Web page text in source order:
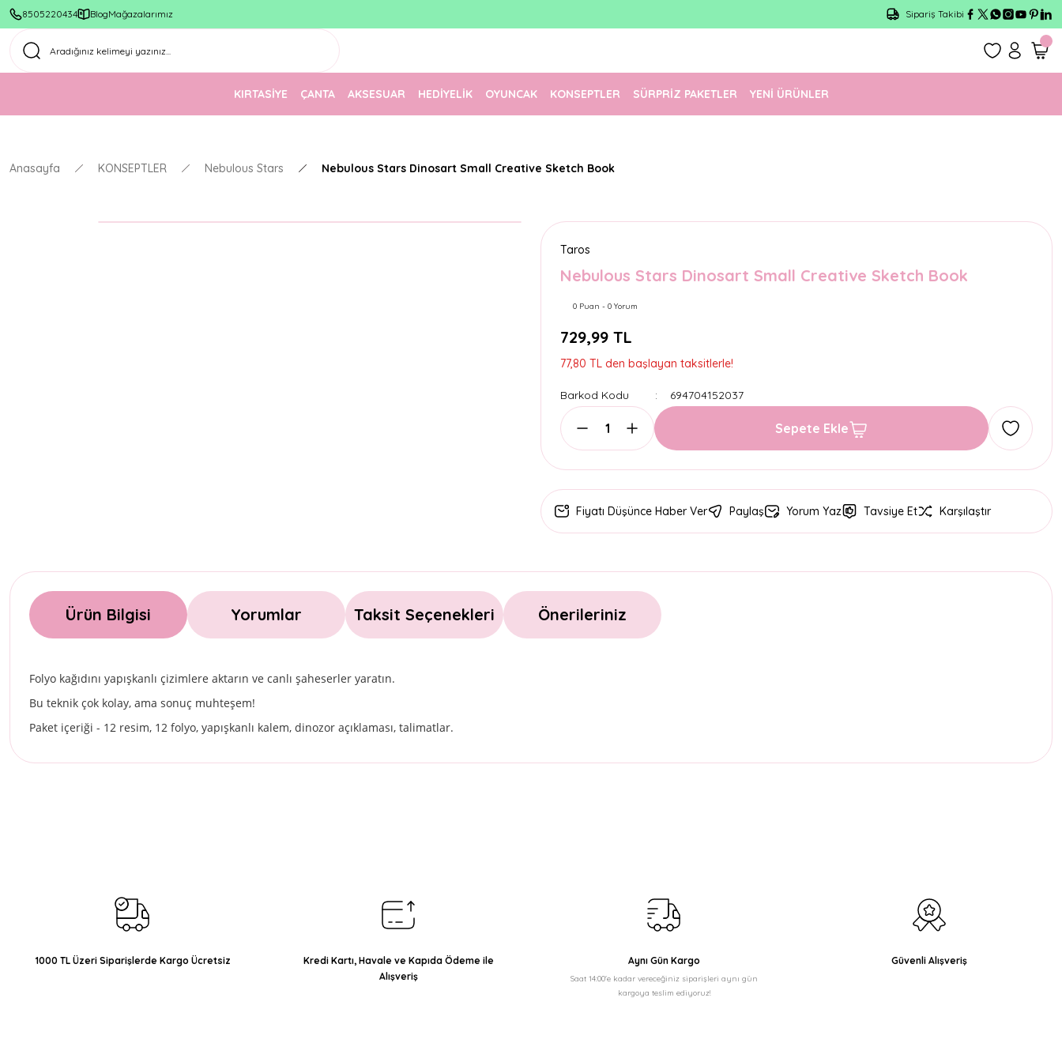
8505220434 BlogMağazalarımız
1500 TL Üzeri Ücretsiz Kargo
Sipariş Takibi
KIRTASİYE ÇANTA AKSESUAR HEDİYELİK OYUNCAK KONSEPTLER SÜRPRİZ PAKETLER YENİ ÜRÜNLER
Anasayfa KONSEPTLER Nebulous Stars Nebulous Stars Dinosart Small Creative Sketch Book
Taros
Nebulous Stars Dinosart Small Creative Sketch Book
0 Puan - 0 Yorum
729,99 TL
77,80 TL den başlayan taksitlerle!
Barkod Kodu 694704152037
Sepete Ekle
Fiyatı Düşünce Haber Ver Paylaş Yorum Yaz Tavsiye Et Karşılaştır
Ürün Bilgisi Yorumlar Taksit Seçenekleri Önerileriniz
Folyo kağıdını yapışkanlı çizimlere aktarın ve canlı şaheserler yaratın.
Bu teknik çok kolay, ama sonuç muhteşem!
Paket içeriği - 12 resim, 12 folyo, yapışkanlı kalem, dinozor açıklaması, talimatlar.
Ürün fiyatı diğer sitelerden daha pahalı.
Bu ürüne benzer farklı alternatifler olmalı.
1000 TL Üzeri Siparişlerde Kargo Ücretsiz
Kredi Kartı, Havale ve Kapıda Ödeme ile
Alışveriş
Aynı Gün Kargo
Saat 14:00'e kadar vereceğiniz siparişleri aynı gün
kargoya teslim ediyoruz!
Güvenli Alışveriş